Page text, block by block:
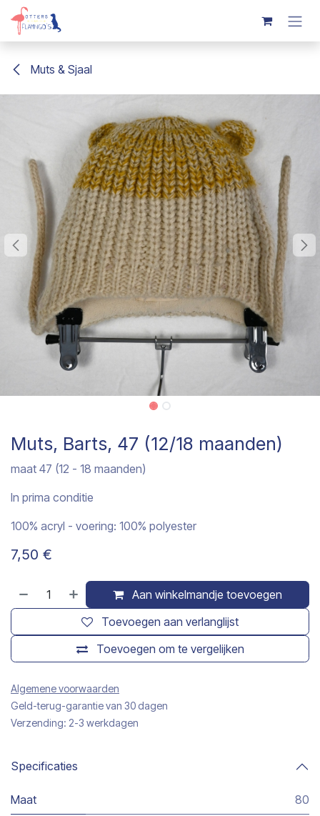
Overslaan naar inhoud
Muts & Sjaal
Muts, Barts, 47 (12/18 maanden)
maat 47 (12 - 18 maanden)
In prima conditie
100% acryl - voering: 100% polyester
7,50 €
Aan winkelmandje toevoegen
Toevoegen om te vergelijken
Toevoegen aan verlanglijst
Algemene voorwaarden
Geld-terug-garantie van 30 dagen
Verzending: 2-3 werkdagen
Specificaties
Maat 80